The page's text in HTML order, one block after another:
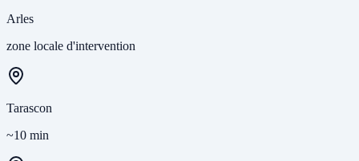
Arles
zone locale d'intervention
Tarascon
~10 min